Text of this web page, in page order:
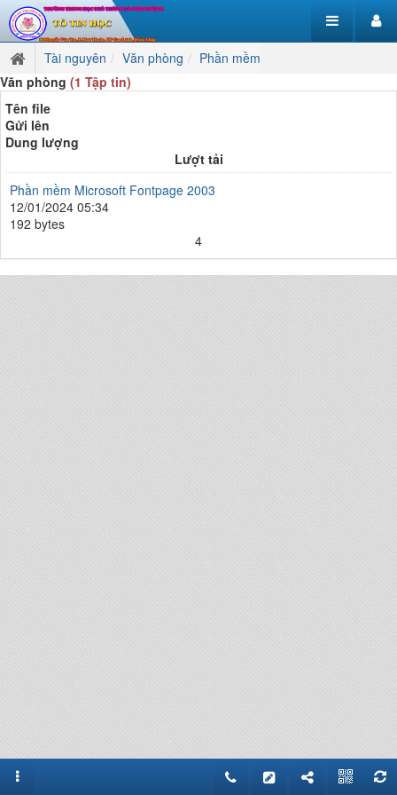
Tài nguyên Văn phòng
Phần mềm
Văn phòng (1 Tập tin)
Tên file
Gửi lên
Dung lượng
Lượt tải
Phần mềm Microsoft Fontpage 2003
12/01/2024 05:34
192 bytes
4